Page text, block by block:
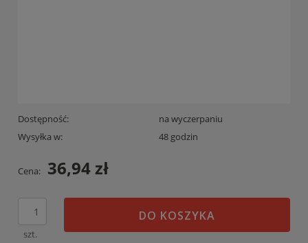
Dostępność:
na wyczerpaniu
Wysyłka w:
48 godzin
Cena: 36,94 zł
szt.
DO KOSZYKA